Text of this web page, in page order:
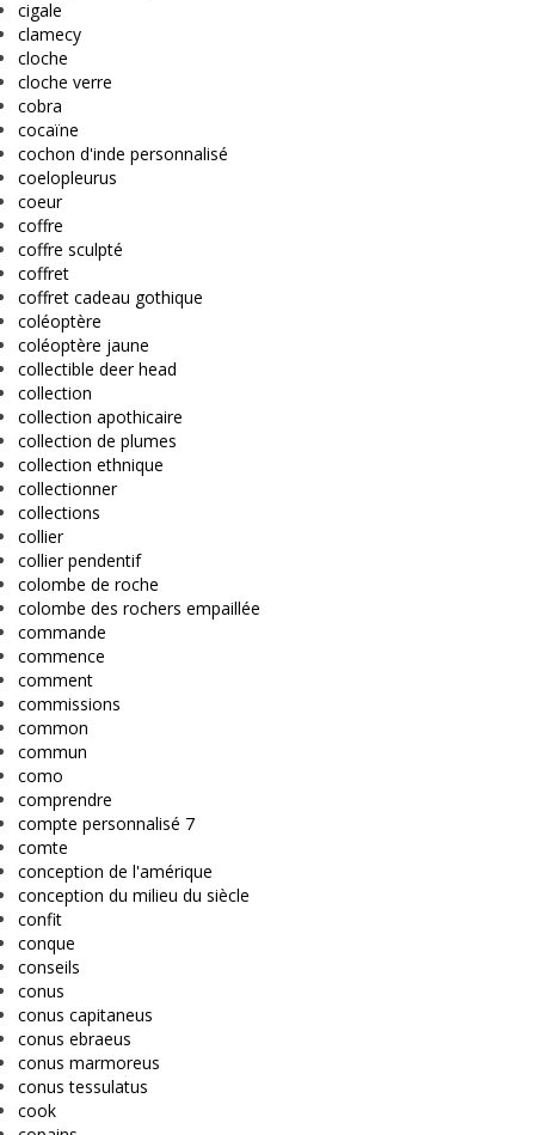
cigale
clamecy
cloche
cloche verre
cobra
cocaïne
cochon d'inde personnalisé
coelopleurus
coeur
coffre
coffre sculpté
coffret
coffret cadeau gothique
coléoptère
coléoptère jaune
collectible deer head
collection
collection apothicaire
collection de plumes
collection ethnique
collectionner
collections
collier
collier pendentif
colombe de roche
colombe des rochers empaillée
commande
commence
comment
commissions
common
commun
como
comprendre
compte personnalisé 7
comte
conception de l'amérique
conception du milieu du siècle
confit
conque
conseils
conus
conus capitaneus
conus ebraeus
conus marmoreus
conus tessulatus
cook